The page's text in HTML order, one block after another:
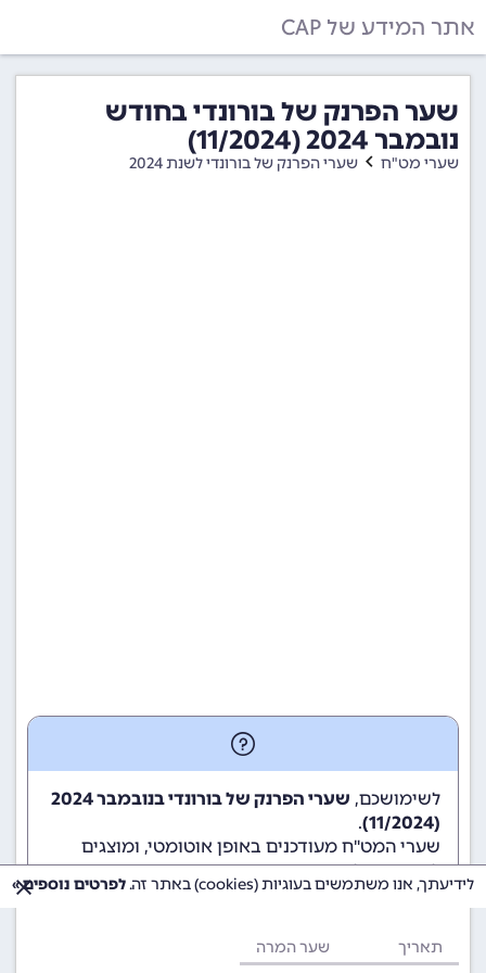
אתר המידע של CAP
שער הפרנק של בורונדי בחודש
נובמבר 2024 (11/2024)
שערי מט"ח שערי הפרנק של בורונדי לשנת 2024
לשימושכם,
שערי הפרנק של בורונדי בנובמבר 2024
(11/2024)
.
שערי המט"ח מעודכנים באופן אוטומטי, ומוצגים
לשימוש גולשי ומשתמשי האתר.
תאריך שער המרה
לידיעתך, אנו משתמשים בעוגיות (cookies) באתר זה. לפרטים נוספים »